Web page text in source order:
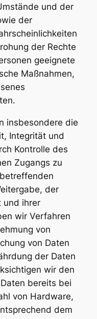
und der
der
der Rechte
geeignete
Maßnahmen,
insbesondere die
Integrität und
Kontrolle des
Zugangs zu
der
und ihrer
wir Verfahren
von
von Daten
der Daten
wir den
bereits bei
von Hardware,
dem